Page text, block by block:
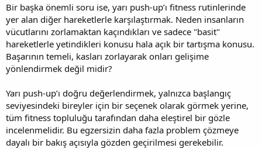
Bir başka önemli soru ise, yarı push-up’ı fitness rutinlerinde
yer alan diğer hareketlerle karşılaştırmak. Neden insanların
vücutlarını zorlamaktan kaçındıkları ve sadece "basit"
hareketlerle yetindikleri konusu hala açık bir tartışma konusu.
Başarının temeli, kasları zorlayarak onları gelişime
yönlendirmek değil midir?
Yarı push-up’ı doğru değerlendirmek, yalnızca başlangıç
seviyesindeki bireyler için bir seçenek olarak görmek yerine,
tüm fitness topluluğu tarafından daha eleştirel bir gözle
incelenmelidir. Bu egzersizin daha fazla problem çözmeye
dayalı bir bakış açısıyla gözden geçirilmesi gerekebilir.